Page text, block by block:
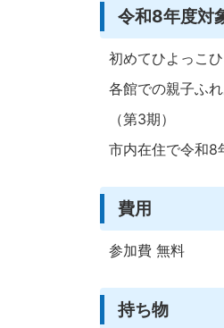
令和8年度対
初めてひよっこ
各館での親子ふ
（第3期）
市内在住で令和8
費用
参加費 無料
持ち物